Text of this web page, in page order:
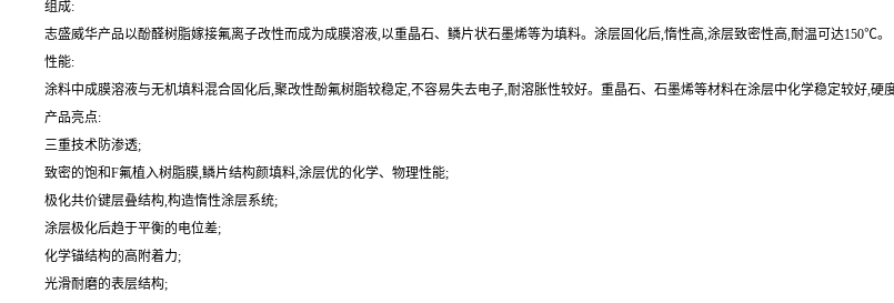
组成:
志盛威华产品以酚醛树脂嫁接氟离子改性而成为成膜溶液,以重晶石、鳞片状石墨烯等为填料。涂层固化后,惰性高,涂层致密性高,耐温可达150℃。
性能:
涂料中成膜溶液与无机填料混合固化后,聚改性酚氟树脂较稳定,不容易失去电子,耐溶胀性较好。重晶石、石墨烯等材料在涂层中化学稳定较好,硬
产品亮点:
三重技术防渗透;
致密的饱和F氟植入树脂膜,鳞片结构颜填料,涂层优的化学、物理性能;
极化共价键层叠结构,构造惰性涂层系统;
涂层极化后趋于平衡的电位差;
化学锚结构的高附着力;
光滑耐磨的表层结构;